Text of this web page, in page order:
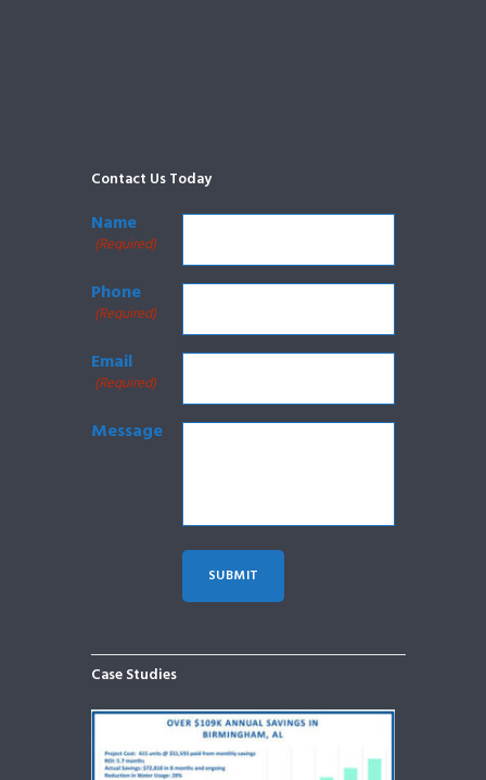
Contact Us Today
Name
(Required)
Phone
(Required)
Email
(Required)
Message
Case Studies